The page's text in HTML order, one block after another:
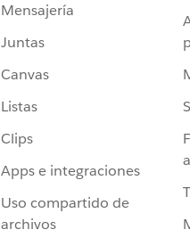
Mensajería
Juntas
Canvas
Listas
Clips
Apps e integraciones
Uso compartido de
archivos